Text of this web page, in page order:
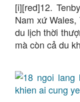
[i][red]12.
Nam xứ
du lịch thời
mà còn cả du